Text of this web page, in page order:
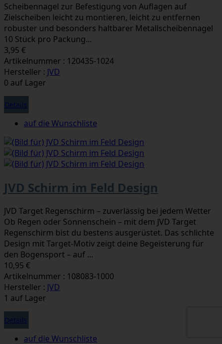
Scheibennagel zur Befestigung von Auflagen auf
Zielscheiben leicht zu montieren, leicht zu entfernen
robuster und besonders haltbarer Metallscheibennagel
10 Stück pro Packung...
3,95 €
Artikelnummer : 120435-1024
Hersteller : JVD
0 auf Lager
Details
auf die Wunschliste
JVD Schirm im Feld Design
JVD Target Regenschirm – zuverlässig bei jedem Wetter
Ob Regen oder Sonnenschein – mit dem JVD Target
Regenschirm bist du bestens ausgerüstet. Das schlichte
Design mit Target-Motiv zeigt deine Begeisterung für
den Bogensport – auf ...
10,95 €
Artikelnummer : 108083-1000
Hersteller : JVD
1 auf Lager
Details
auf die Wunschliste